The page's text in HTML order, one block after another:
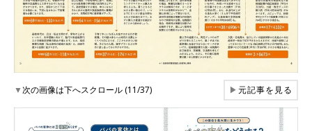
▼次の画像は下へスクロール (11/37) ▶元記事を見る